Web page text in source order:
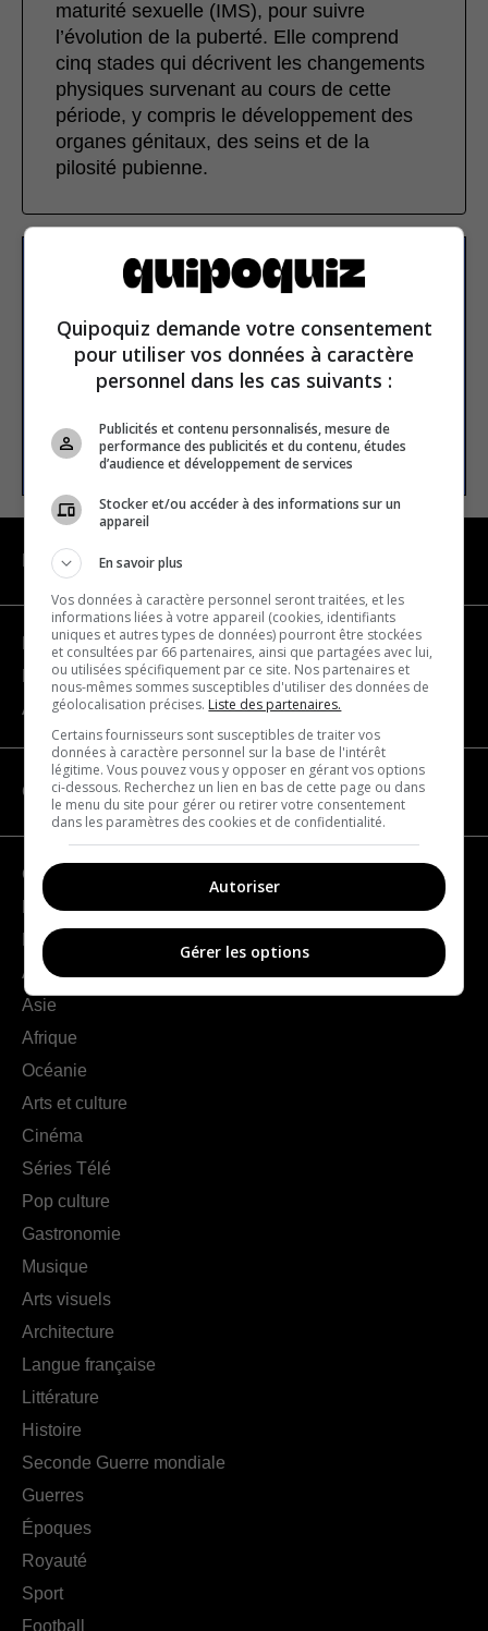
maturité sexuelle (IMS), pour suivre
l’évolution de la puberté. Elle comprend
cinq stades qui décrivent les changements
physiques survenant au cours de cette
période, y compris le développement des
organes génitaux, des seins et de la
pilosité pubienne.
S’inscrire à la newsletter
E-mail
S’INSCRIRE
NAVIGATION
Devenir partenaire
Nous joindre
À propos
CATÉGORIES
Géographie
France
Europe
Amériques
Asie
Afrique
Océanie
Arts et culture
Cinéma
Séries Télé
Pop culture
Gastronomie
Musique
Arts visuels
Architecture
Langue française
Littérature
Histoire
Seconde Guerre mondiale
Guerres
Époques
Royauté
Sport
Football
Quipoquiz demande votre consentement
pour utiliser vos données à caractère
personnel dans les cas suivants :
Publicités et contenu personnalisés, mesure de
performance des publicités et du contenu, études
d’audience et développement de services
Stocker et/ou accéder à des informations sur un
appareil
En savoir plus
Vos données à caractère personnel seront traitées, et les
informations liées à votre appareil (cookies, identifiants
uniques et autres types de données) pourront être stockées
et consultées par 66 partenaires, ainsi que partagées avec lui,
ou utilisées spécifiquement par ce site. Nos partenaires et
nous-mêmes sommes susceptibles d'utiliser des données de
géolocalisation précises. Liste des partenaires.
Certains fournisseurs sont susceptibles de traiter vos
données à caractère personnel sur la base de l'intérêt
légitime. Vous pouvez vous y opposer en gérant vos options
ci-dessous. Recherchez un lien en bas de cette page ou dans
le menu du site pour gérer ou retirer votre consentement
dans les paramètres des cookies et de confidentialité.
Autoriser
Gérer les options